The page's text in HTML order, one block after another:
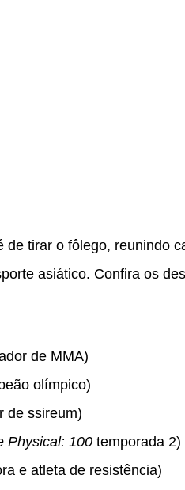
de tirar o fôlego, reunindo
asiático. Confira os
de MMA)
olímpico)
de ssireum)
Physical: 100temporada 2)
e atleta de resistência)